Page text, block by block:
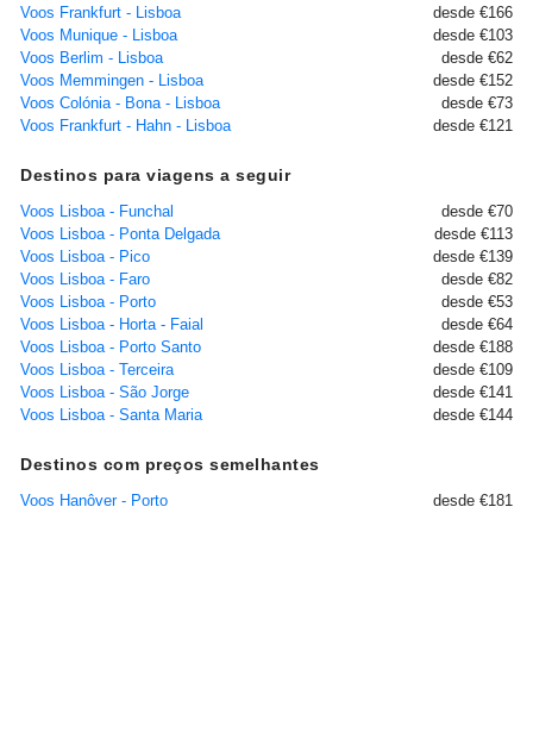
Voos Frankfurt - Lisboa
desde €166
Voos Munique - Lisboa
desde €103
Voos Berlim - Lisboa
desde €62
Voos Memmingen - Lisboa
desde €152
Voos Colónia - Bona - Lisboa
desde €73
Voos Frankfurt - Hahn - Lisboa
desde €121
Destinos para viagens a seguir
Voos Lisboa - Funchal
desde €70
Voos Lisboa - Ponta Delgada
desde €113
Voos Lisboa - Pico
desde €139
Voos Lisboa - Faro
desde €82
Voos Lisboa - Porto
desde €53
Voos Lisboa - Horta - Faial
desde €64
Voos Lisboa - Porto Santo
desde €188
Voos Lisboa - Terceira
desde €109
Voos Lisboa - São Jorge
desde €141
Voos Lisboa - Santa Maria
desde €144
Destinos com preços semelhantes
Voos Hanôver - Porto desde €181